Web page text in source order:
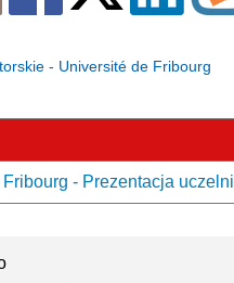
- Université de Fribourg
- Prezentacja uczelni